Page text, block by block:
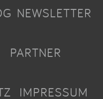
NEWSLETTER
PARTNER
IMPRESSUM